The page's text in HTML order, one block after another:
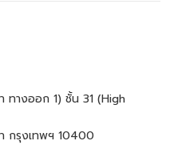
ทางออก 1) ชั้น 31 (High
กรุงเทพฯ 10400